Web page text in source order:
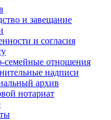
и завещание
и согласия
семейные отношения
надписи
архив
нотариат